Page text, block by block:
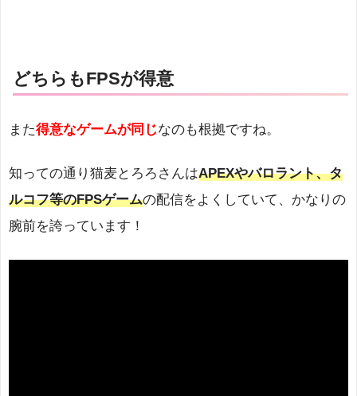
どちらもFPSが得意
また得意なゲームが同じなのも根拠ですね。
知っての通り猫麦とろろさんはAPEXやバロラント、タ
ルコフ等のFPSゲームの配信をよくしていて、かなりの
腕前を誇っています！